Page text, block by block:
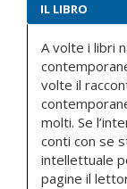
IL LIBRO
A volte i libri
volte il
molti. Se
conti con se
intellettuale
pagine il